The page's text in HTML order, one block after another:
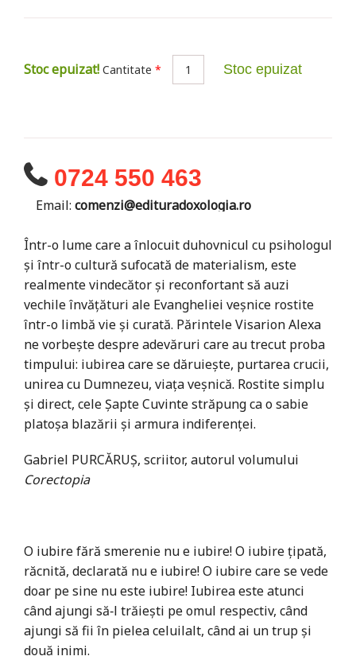
Stoc epuizat! Cantitate * Stoc epuizat
0724 550 463
Email: comenzi@edituradoxologia.ro
Într-o lume care a înlocuit duhovnicul cu psihologul
și într-o cultură sufocată de materialism, este
realmente vindecător și reconfortant să auzi
vechile învățături ale Evangheliei veșnice rostite
într-o limbă vie și curată. Părintele Visarion Alexa
ne vorbește despre adevăruri care au trecut proba
timpului: iubirea care se dăruiește, purtarea crucii,
unirea cu Dumnezeu, viața veșnică. Rostite simplu
și direct, cele Șapte Cuvinte străpung ca o sabie
platoșa blazării și armura indiferenței.
Gabriel PURCĂRUȘ, scriitor, autorul volumului
Corectopia
O iubire fără smerenie nu e iubire! O iubire ţipată,
răcnită, declarată nu e iubire! O iubire care se vede
doar pe sine nu este iubire! Iubirea este atunci
când ajungi să‑l trăiești pe omul respectiv, când
ajungi să fii în pielea celuilalt, când ai un trup și
două inimi.